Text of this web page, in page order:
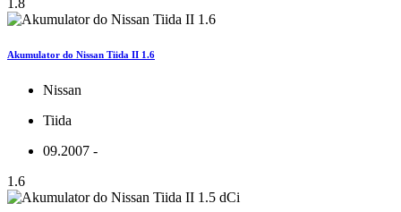
Akumulator do Nissan Tiida II 1.6
Nissan
Tiida
09.2007 -
1.6